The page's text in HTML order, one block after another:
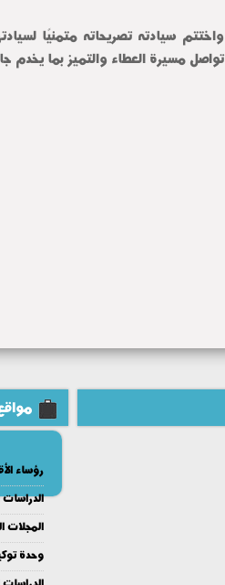
تواصل مسيرة العطاء والتميز بما يخدم
رؤساء
الدراسات
المجلات
وحدة